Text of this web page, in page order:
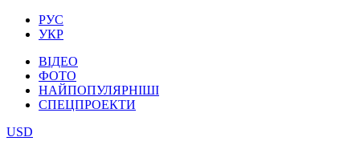
РУС
УКР
ВІДЕО
ФОТО
НАЙПОПУЛЯРНІШІ
СПЕЦПРОЕКТИ
USD